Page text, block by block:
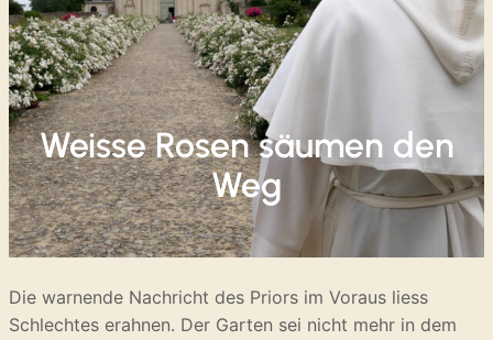
Weisse Rosen säumen den
Weg
Die warnende Nachricht des Priors im Voraus liess
Schlechtes erahnen. Der Garten sei nicht mehr in dem